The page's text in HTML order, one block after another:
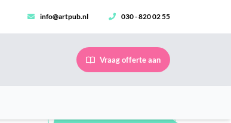
info@artpub.nl 030 - 820 02 55
Vraag offerte aan